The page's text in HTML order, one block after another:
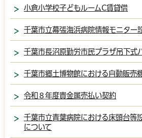
小倉小学校子どもルームC賃貸借
千葉市立幕張海浜病院情報モニター
千葉市長沼原勤労市民プラザ吊下式
千葉市郷土博物館における自動販売
令和８年度貴金属売払い契約
千葉市立青葉病院における床頭台等
について